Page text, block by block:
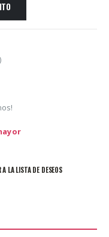
LA LISTA DE DESEOS